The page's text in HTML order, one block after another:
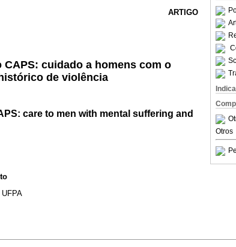
Otros
ARTIGO
cuidado a homens com o
de violência
care to men with mental suffering and